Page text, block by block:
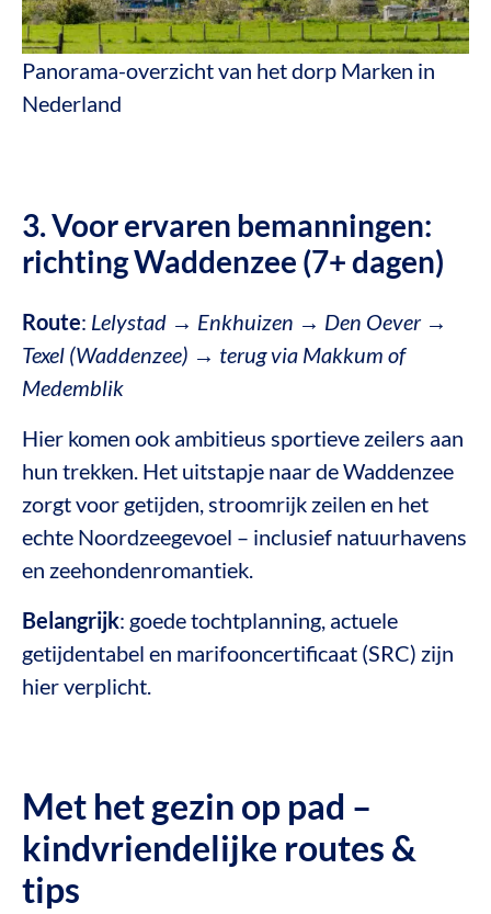
Panorama-overzicht van het dorp Marken in
Nederland
3. Voor ervaren bemanningen:
richting Waddenzee (7+ dagen)
Route: Lelystad → Enkhuizen → Den Oever →
Texel (Waddenzee) → terug via Makkum of
Medemblik
Hier komen ook ambitieus sportieve zeilers aan
hun trekken. Het uitstapje naar de Waddenzee
zorgt voor getijden, stroomrijk zeilen en het
echte Noordzeegevoel – inclusief natuurhavens
en zeehondenromantiek.
Belangrijk: goede tochtplanning, actuele
getijdentabel en marifooncertificaat (SRC) zijn
hier verplicht.
Met het gezin op pad –
kindvriendelijke routes &
tips